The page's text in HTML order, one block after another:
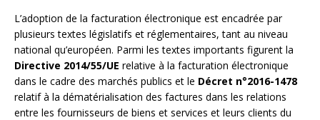
L’adoption de la facturation électronique est encadrée par
plusieurs textes législatifs et réglementaires, tant au niveau
national qu’européen. Parmi les textes importants figurent la
Directive 2014/55/UE relative à la facturation électronique
dans le cadre des marchés publics et le Décret n°2016-1478
relatif à la dématérialisation des factures dans les relations
entre les fournisseurs de biens et services et leurs clients du